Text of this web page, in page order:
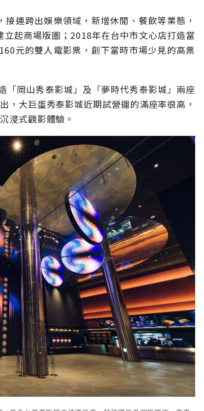
連跨出娛樂領域，新增休閒、餐飲等業態，
起商場版圖；2018年在台中市文心店打造當
元的雙人電影票，創下當時市場少見的高票
「岡山秀泰影城」及「夢時代秀泰影城」兩座
，大巨蛋秀泰影城近期試營運的滿座率很高，
浸式觀影體驗。